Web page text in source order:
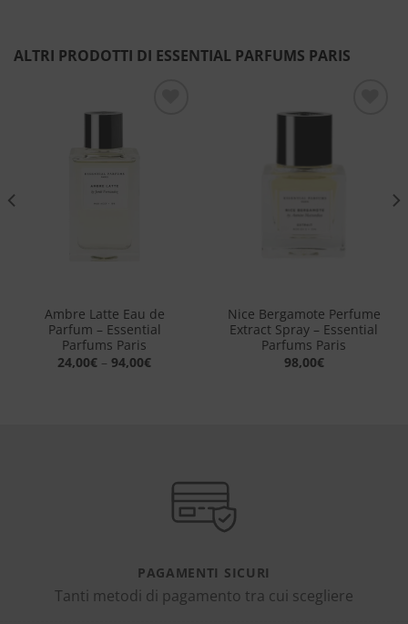
ALTRI PRODOTTI DI ESSENTIAL PARFUMS PARIS
Ambre Latte Eau de
Parfum – Essential
Parfums Paris
24,00€ – 94,00€
Nice Bergamote Perfume
Extract Spray​ – Essential
Parfums Paris
98,00€
PAGAMENTI SICURI
Tanti metodi di pagamento tra cui scegliere